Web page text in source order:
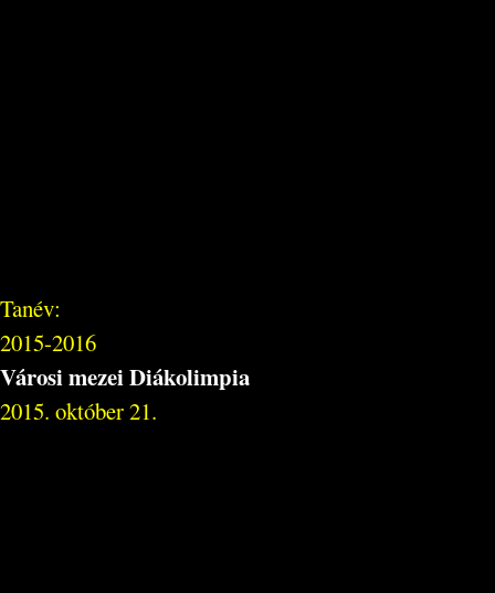
Tanév:
2015-2016
Városi mezei Diákolimpia
2015. október 21.